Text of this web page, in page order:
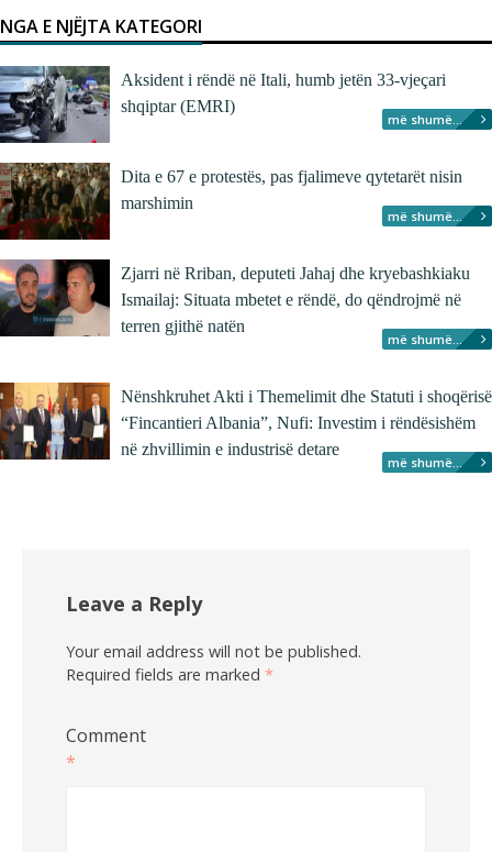
NGA E NJËJTA KATEGORI
Aksident i rëndë në Itali, humb jetën 33-vjeçari
shqiptar (EMRI)
më shumë...
Dita e 67 e protestës, pas fjalimeve qytetarët nisin
marshimin
më shumë...
Zjarri në Rriban, deputeti Jahaj dhe kryebashkiaku
Ismailaj: Situata mbetet e rëndë, do qëndrojmë në
terren gjithë natën
më shumë...
Nënshkruhet Akti i Themelimit dhe Statuti i shoqërisë
“Fincantieri Albania”, Nufi: Investim i rëndësishëm
në zhvillimin e industrisë detare
më shumë...
Leave a Reply
Your email address will not be published.
Required fields are marked *
Comment
*